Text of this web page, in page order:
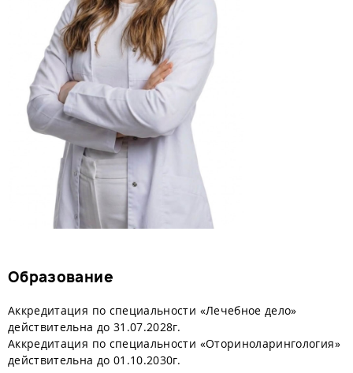
Образование
Аккредитация по специальности «Лечебное дело»
действительна до 31.07.2028г.
Аккредитация по специальности «Оториноларингология»
действительна до 01.10.2030г.